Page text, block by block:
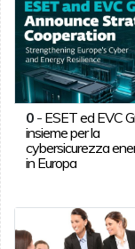
0- ESET ed EVC
insieme per la
cybersicurezza
in Europa